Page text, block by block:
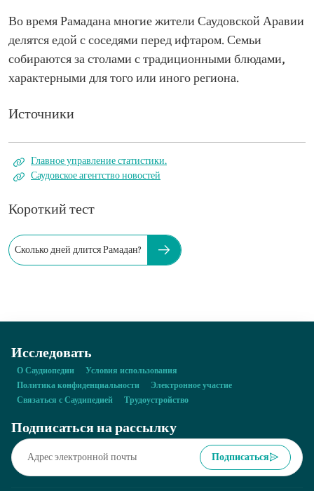
Во время Рамадана многие жители Саудовской Аравии
делятся едой с соседями перед ифтаром. Семьи
собираются за столами с традиционными блюдами,
характерными для того или иного региона.
Источники
Главное управление статистики.
Саудовское агентство новостей
Короткий тест
Сколько дней длится Рамадан?
Исследовать
О Саудиопедии
Условия использования
Политика конфиденциальности
Электронное участие
Связаться с Саудипедией
Трудоустройство
Подписаться на рассылку
Подписаться